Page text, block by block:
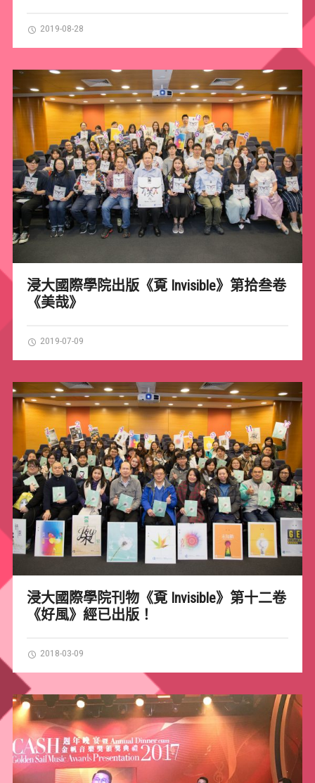
2019-08-28
浸大國際學院出版《覔 Invisible》第拾叁卷
《美哉》
2019-07-09
浸大國際學院刊物《覔 Invisible》第十二卷
《好風》經已出版！
2018-03-09